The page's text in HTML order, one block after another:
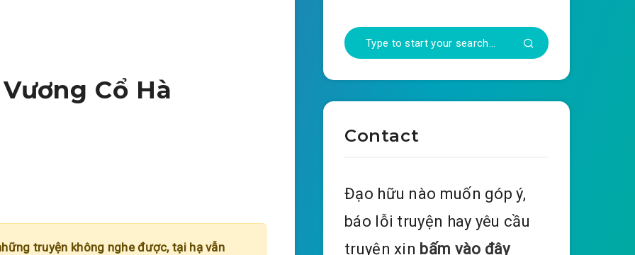
Cổ Hà
truyện không nghe được, tại hạ vẫn
Contact
Đạo hữu nào muốn góp ý,
báo lỗi truyện hay yêu cầu
truyện xin bấm vào đây